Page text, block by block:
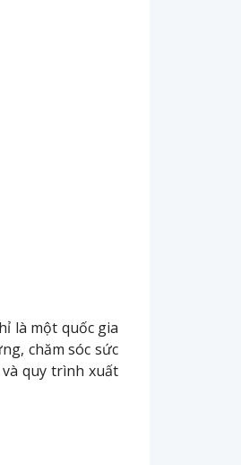
là một quốc gia
chăm sóc sức
quy trình xuất